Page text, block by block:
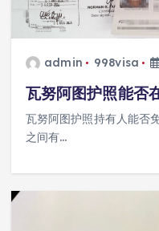
admin 998visa
瓦努阿图护照能否
瓦努阿图护照持有人能否
之间有…